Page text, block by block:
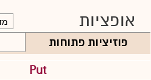
אופציות
פוזיציות פתוחות
Put